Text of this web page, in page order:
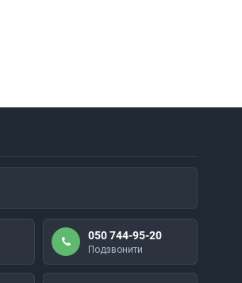
050 744-95-20
Подзвонити